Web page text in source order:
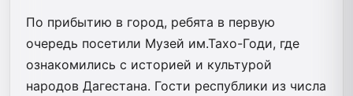
По прибытию в город, ребята в первую
очередь посетили Музей им.Тахо-Годи, где
ознакомились с историей и культурой
народов Дагестана. Гости республики из числа